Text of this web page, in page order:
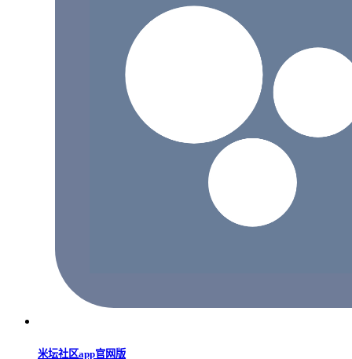
米坛社区app官网版